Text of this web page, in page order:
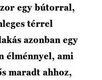
egy bútorral,
térrel
azonban egy
élménnyel, ami
maradt ahhoz,